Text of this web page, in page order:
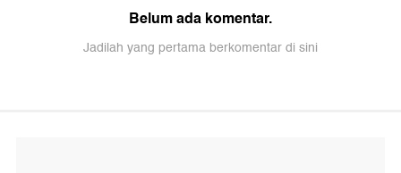
Belum ada komentar.
Jadilah yang pertama berkomentar di sini